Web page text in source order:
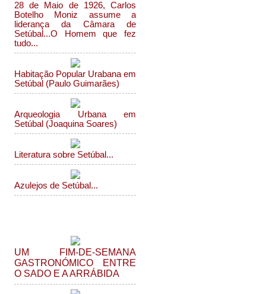
28 de Maio de 1926, Carlos
Botelho Moniz assume a
liderança da Câmara de
Setúbal...O Homem que fez
tudo...
Habitação Popular Urabana em
Setúbal (Paulo Guimarães)
Arqueologia Urbana em
Setúbal (Joaquina Soares)
Literatura sobre Setúbal...
Azulejos de Setúbal...
UM FIM-DE-SEMANA
GASTRONÓMICO ENTRE
O SADO E A ARRÁBIDA